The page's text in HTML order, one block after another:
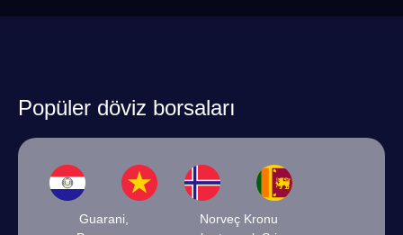
Popüler döviz borsaları
Guarani,
Norveç Kronu